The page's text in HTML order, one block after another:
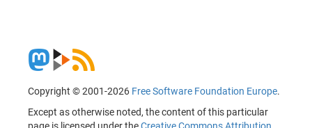
Copyright © 2001-2026 Free Software Foundation Europe.
Except as otherwise noted, the content of this particular